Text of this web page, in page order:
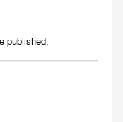
published.